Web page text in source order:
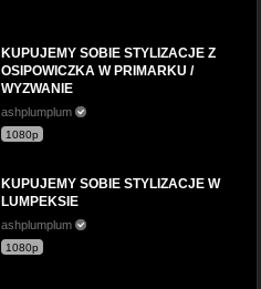
KUPUJEMY SOBIE STYLIZACJE Z
OSIPOWICZKA W PRIMARKU /
WYZWANIE
ashplumplum
1080p
KUPUJEMY SOBIE STYLIZACJE W
LUMPEKSIE
ashplumplum
1080p